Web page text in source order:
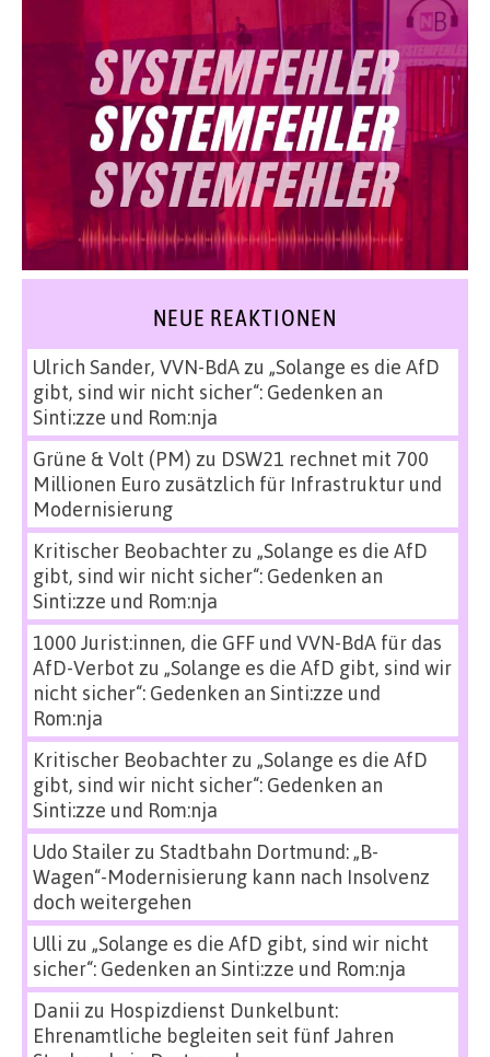
NEUE REAKTIONEN
Ulrich Sander, VVN-BdAzu „Solange es die AfD
gibt, sind wir nicht sicher“: Gedenken an
Sinti:zze und Rom:nja
Grüne & Volt (PM) zu DSW21 rechnet mit 700
Millionen Euro zusätzlich für Infrastruktur und
Modernisierung
Kritischer Beobachterzu „Solange es die AfD
gibt, sind wir nicht sicher“: Gedenken an
Sinti:zze und Rom:nja
1000 Jurist:innen, die GFF und VVN-BdA für das
AfD-Verbot zu „Solange es die AfD gibt, sind wir
nicht sicher“: Gedenken an Sinti:zze und
Rom:nja
Kritischer Beobachterzu „Solange es die AfD
gibt, sind wir nicht sicher“: Gedenken an
Sinti:zze und Rom:nja
Udo Stailerzu Stadtbahn Dortmund: „B-
Wagen“-Modernisierung kann nach Insolvenz
doch weitergehen
Ulli zu „Solange es die AfD gibt, sind wir nicht
sicher“: Gedenken an Sinti:zze und Rom:nja
Danii zu Hospizdienst Dunkelbunt:
Ehrenamtliche begleiten seit fünf Jahren